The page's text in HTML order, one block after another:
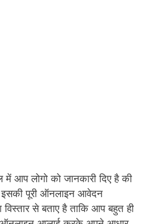
आप लोगो को जानकारी दिए है की
पूरी ऑनलाइन आवेदन
से बताए है ताकि आप बहुत ही